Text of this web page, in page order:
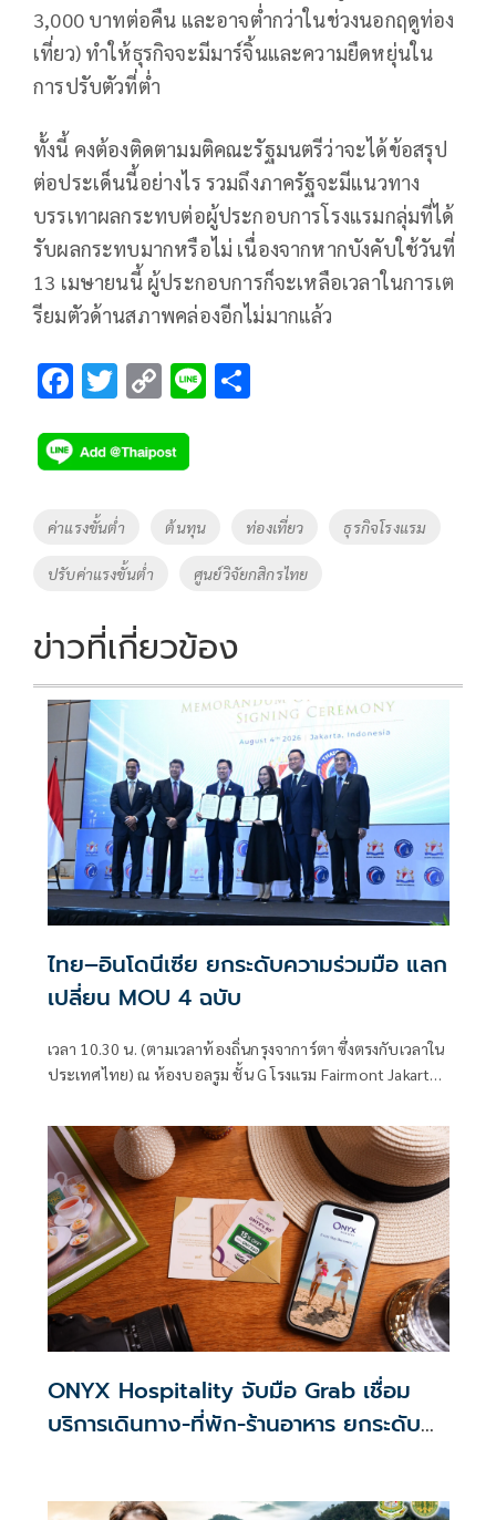
3,000 บาทต่อคืน และอาจต่ำกว่าในช่วงนอกฤดูท่อง
เที่ยว) ทำให้ธุรกิจจะมีมาร์จิ้นและความยืดหยุ่นใน
การปรับตัวที่ต่ำ
ทั้งนี้ คงต้องติดตามมติคณะรัฐมนตรีว่าจะได้ข้อสรุป
ต่อประเด็นนี้อย่างไร รวมถึงภาครัฐจะมีแนวทาง
บรรเทาผลกระทบต่อผู้ประกอบการโรงแรมกลุ่มที่ได้
รับผลกระทบมากหรือไม่ เนื่องจากหากบังคับใช้วันที่
13 เมษายนนี้ ผู้ประกอบการก็จะเหลือเวลาในการเต
รียมตัวด้านสภาพคล่องอีกไม่มากแล้ว
F
e
b
o
o
k
T
tt
er
C
p
y
Li
Li
Tags
ค่าแรงขั้นต่ำ ต้นทุน ท่องเที่ยว ธุรกิจโรงแรม
ปรับค่าแรงขั้นต่ำ ศูนย์วิจัยกสิกรไทย
ข่าวที่เกี่ยวข้อง
ไทย–อินโดนีเซีย ยกระดับความร่วมมือ แลก
เปลี่ยน MOU 4 ฉบับ
เวลา 10.30 น. (ตามเวลาท้องถิ่นกรุงจาการ์ตา ซึ่งตรงกับเวลาใน
ประเทศไทย) ณ ห้องบอลรูม ชั้น G โรงแรม Fairmont Jakarta
ONYX Hospitality จับมือ Grab เชื่อม
บริการเดินทาง-ที่พัก-ร้านอาหาร ยกระดับ